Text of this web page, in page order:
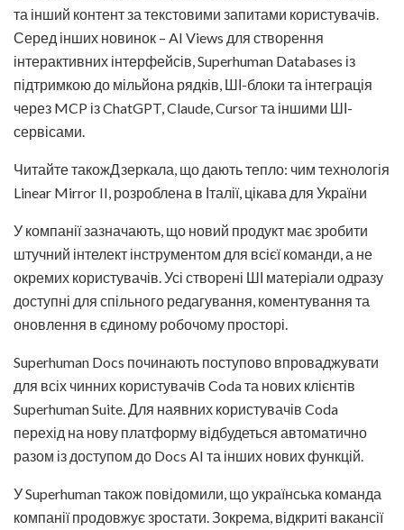
та інший контент за текстовими запитами користувачів.
Серед інших новинок – AI Views для створення
інтерактивних інтерфейсів, Superhuman Databases із
підтримкою до мільйона рядків, ШІ-блоки та інтеграція
через MCP із ChatGPT, Claude, Cursor та іншими ШІ-
сервісами.
Читайте такожДзеркала, що дають тепло: чим технологія
Linear Mirror II, розроблена в Італії, цікава для України
У компанії зазначають, що новий продукт має зробити
штучний інтелект інструментом для всієї команди, а не
окремих користувачів. Усі створені ШІ матеріали одразу
доступні для спільного редагування, коментування та
оновлення в єдиному робочому просторі.
Superhuman Docs починають поступово впроваджувати
для всіх чинних користувачів Coda та нових клієнтів
Superhuman Suite. Для наявних користувачів Coda
перехід на нову платформу відбудеться автоматично
разом із доступом до Docs AI та інших нових функцій.
У Superhuman також повідомили, що українська команда
компанії продовжує зростати. Зокрема, відкриті вакансії